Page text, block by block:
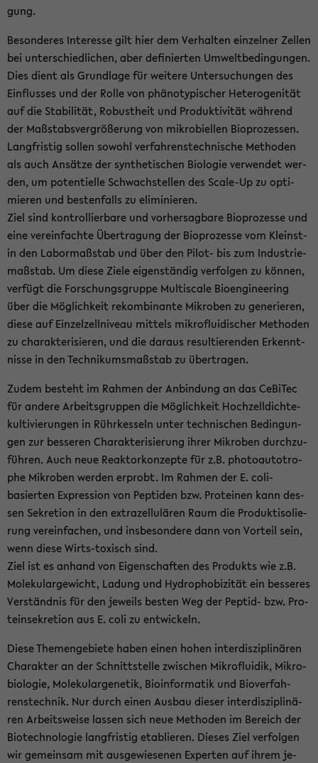
gung.
Be­son­de­res In­ter­es­se gilt hier dem Ver­hal­ten ein­zel­ner Zel­len
bei un­ter­schied­li­chen, aber de­fi­nier­ten Um­welt­be­din­gun­gen.
Dies dient als Grund­la­ge für wei­te­re Un­ter­su­chun­gen des
Ein­flus­ses und der Rolle von phä­no­ty­pi­scher He­te­ro­ge­ni­tät
auf die Sta­bi­li­tät, Ro­bust­heit und Pro­duk­ti­vi­tät wäh­rend
der Maß­stabs­ver­grö­ße­rung von mi­kro­biel­len Bio­pro­zes­sen.
Lang­fris­tig sol­len so­wohl ver­fah­rens­tech­ni­sche Me­tho­den
als auch An­sät­ze der syn­the­ti­schen Bio­lo­gie ver­wen­det wer­
den, um po­ten­ti­el­le Schwach­stel­len des Scale-​Up zu op­ti­
mie­ren und bes­ten­falls zu eli­mi­nie­ren.
Ziel sind kon­trol­lier­ba­re und vor­her­sag­ba­re Bio­pro­zes­se und
eine ver­ein­fach­te Über­tra­gung der Bio­pro­zes­se vom Kleinst-​
in den La­bor­maß­stab und über den Pilot-​ bis zum In­dus­trie­
maß­stab. Um diese Ziele ei­gen­stän­dig ver­fol­gen zu kön­nen,
ver­fügt die For­schungs­grup­pe Mul­tis­ca­le Bio­en­gi­nee­ring
über die Mög­lich­keit re­kom­bi­nan­te Mi­kro­ben zu ge­ne­rie­ren,
diese auf Ein­zel­zell­ni­veau mit­tels mi­kro­flui­di­scher Me­tho­den
zu cha­rak­te­ri­sie­ren, und die dar­aus re­sul­tie­ren­den Er­kennt­
nis­se in den Tech­ni­kums­maß­stab zu über­tra­gen.
Zudem be­steht im Rah­men der An­bin­dung an das Ce­Bi­Tec
für an­de­re Ar­beits­grup­pen die Mög­lich­keit Hoch­zell­dich­te­
kul­ti­vie­run­gen in Rühr­kes­seln unter tech­ni­schen Be­din­gun­
gen zur bes­se­ren Cha­rak­te­ri­sie­rung ihrer Mi­kro­ben durch­zu­
füh­ren. Auch neue Re­ak­tor­kon­zep­te für z.B. pho­to­au­to­tro­
phe Mi­kro­ben wer­den er­probt. Im Rah­men der E. coli-​
basierten Ex­pres­si­on von Pep­ti­den bzw. Pro­te­inen kann des­
sen Se­kre­ti­on in den ex­tra­zel­lu­lä­ren Raum die Pro­dukt­iso­lie­
rung ver­ein­fa­chen, und ins­be­son­de­re dann von Vor­teil sein,
wenn diese Wirts-​toxisch sind.
Ziel ist es an­hand von Ei­gen­schaf­ten des Pro­dukts wie z.B.
Mo­le­ku­lar­ge­wicht, La­dung und Hy­dro­pho­bi­zi­tät ein bes­se­res
Ver­ständ­nis für den je­weils bes­ten Weg der Peptid-​ bzw. Pro­
te­in­se­kre­ti­on aus E. coli zu ent­wi­ckeln.
Diese The­men­ge­bie­te haben einen hohen in­ter­dis­zi­pli­nä­ren
Cha­rak­ter an der Schnitt­stel­le zwi­schen Mi­kro­flui­dik, Mi­kro­
bio­lo­gie, Mo­le­ku­lar­ge­ne­tik, Bio­in­for­ma­tik und Bio­ver­fah­
rens­tech­nik. Nur durch einen Aus­bau die­ser in­ter­dis­zi­pli­nä­
ren Ar­beits­wei­se las­sen sich neue Me­tho­den im Be­reich der
Bio­tech­no­lo­gie lang­fris­tig eta­blie­ren. Die­ses Ziel ver­fol­gen
wir ge­mein­sam mit aus­ge­wie­se­nen Ex­per­ten auf ihrem je­